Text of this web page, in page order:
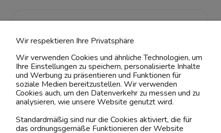
MEIN ACCOUNT
BELIEBTE KATEGORIEN
Wir respektieren Ihre Privatsphäre
Wir verwenden Cookies und ähnliche Technologien, um
Ihre Einstellungen zu speichern, personalisierte Inhalte
und Werbung zu präsentieren und Funktionen für
soziale Medien bereitzustellen. Wir verwenden
Cookies auch, um den Datenverkehr zu messen und zu
analysieren, wie unsere Website genutzt wird.
Standardmäßig sind nur die Cookies aktiviert, die für
das ordnungsgemäße Funktionieren der Website